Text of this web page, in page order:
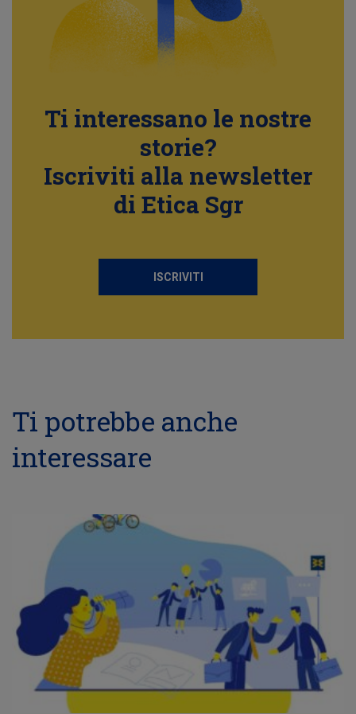
Ti interessano le nostre
storie?
Iscriviti alla newsletter
di Etica Sgr
ISCRIVITI
Ti potrebbe anche
interessare